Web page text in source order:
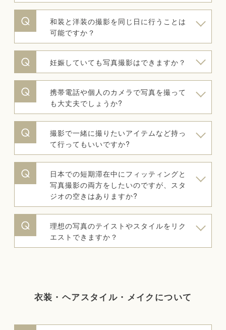
和装と洋装の撮影を同じ日に行うことは
可能ですか？
妊娠していても写真撮影はできますか？
携帯電話や個人のカメラで写真を撮って
も大丈夫でしょうか?
撮影で一緒に撮りたいアイテムなど持っ
て行ってもいいですか?
日本での短期滞在中にフィッティングと
写真撮影の両方をしたいのですが、スタ
ジオの空きはありますか?
理想の写真のテイストやスタイルをリク
エストできますか？
衣装・ヘアスタイル・メイクについて